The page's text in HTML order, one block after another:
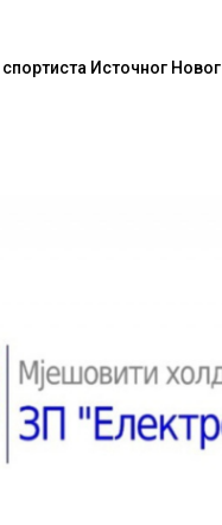
Источног Новог